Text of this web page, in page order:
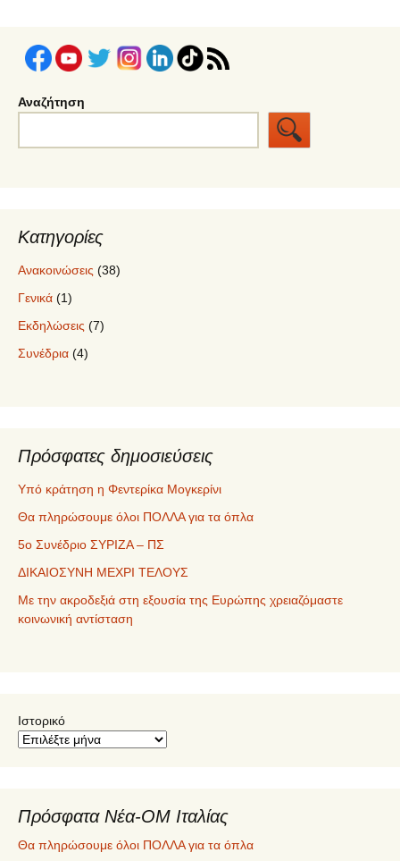
Αναζήτηση
Κατηγορίες
Ανακοινώσεις (38)
Γενικά (1)
Εκδηλώσεις (7)
Συνέδρια (4)
Πρόσφατες δημοσιεύσεις
Υπό κράτηση η Φεντερίκα Μογκερίνι
Θα πληρώσουμε όλοι ΠΟΛΛΑ για τα όπλα
5ο Συνέδριο ΣΥΡΙΖΑ – ΠΣ
ΔΙΚΑΙΟΣΥΝΗ ΜΕΧΡΙ ΤΕΛΟΥΣ
Με την ακροδεξιά στη εξουσία της Ευρώπης χρειαζόμαστε
κοινωνική αντίσταση
Ιστορικό
Πρόσφατα Νέα-ΟΜ Ιταλίας
Θα πληρώσουμε όλοι ΠΟΛΛΑ για τα όπλα